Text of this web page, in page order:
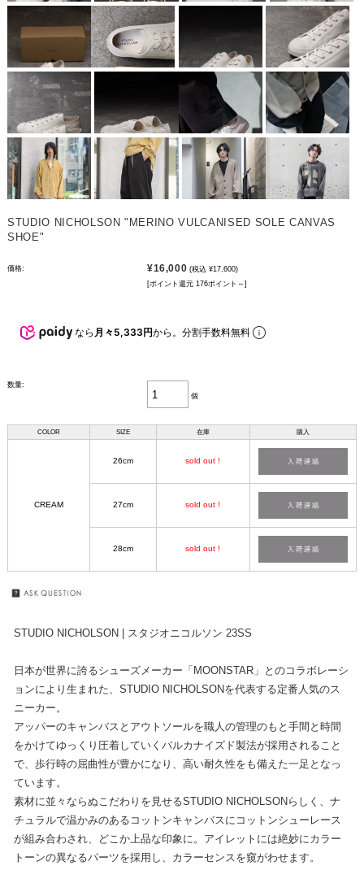
STUDIO NICHOLSON "MERINO VULCANISED SOLE CANVAS
SHOE"
価格: ¥16,000 (税込 ¥17,600)
[ポイント還元 176ポイント～]
なら 月々5,333円から。分割手数料無料
数量:
個
COLOR SIZE 在庫 購入
CREAM
26cm sold out !
27cm sold out !
28cm sold out !
STUDIO NICHOLSON | スタジオニコルソン 23SS
日本が世界に誇るシューズメーカー「MOONSTAR」とのコラボレーシ
ョンにより生まれた、STUDIO NICHOLSONを代表する定番人気のス
ニーカー。
アッパーのキャンバスとアウトソールを職人の管理のもと手間と時間
をかけてゆっくり圧着していくバルカナイズド製法が採用されること
で、歩行時の屈曲性が豊かになり、高い耐久性をも備えた一足となっ
ています。
素材に並々ならぬこだわりを見せるSTUDIO NICHOLSONらしく、ナ
チュラルで温かみのあるコットンキャンバスにコットンシューレース
が組み合わされ、どこか上品な印象に。アイレットには絶妙にカラー
トーンの異なるパーツを採用し、カラーセンスを窺がわせます。